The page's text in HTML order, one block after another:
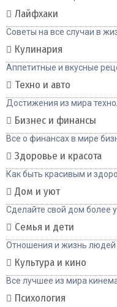
Лайфхаки
Советы на все случаи в
Кулинария
Аппетитные и вкусные
Техно и авто
Достижения из мира
Бизнес и финансы
Все о финансах в мире
Здоровье и красота
Как быть красивым и
Дом и уют
Сделайте свой дом более
Семья и дети
Отношения и жизнь людей
Культура и кино
Все лучшее из мира
Психология